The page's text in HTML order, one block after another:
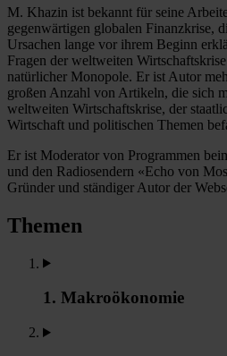
M. Khazin ist bekannt für seine
gegenwärtigen globalen Finanzkrise,
Ursachen lange vor ihrem Beginn
Fragen der weltweiten
natürlicher Monopole. Er ist Autor
großen Anzahl von Artikeln, die sich
weltweiten Wirtschaftskrise, der
Wirtschaft und politischen Themen
Er ist Moderator von Programmen
und den Radiosendern «Echo von
Gründer und ständiger Autor der
Themen
1. Makroökonomie